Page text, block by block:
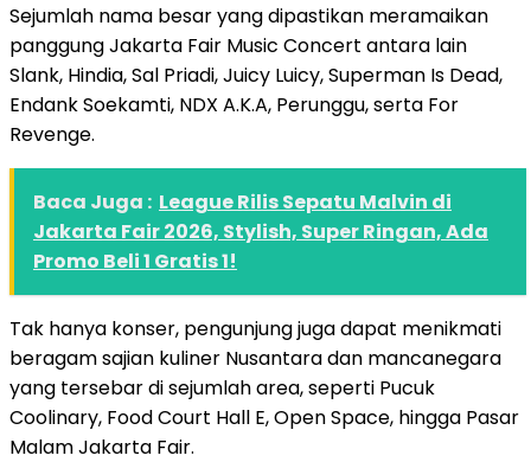
Sejumlah nama besar yang dipastikan meramaikan
panggung Jakarta Fair Music Concert antara lain
Slank, Hindia, Sal Priadi, Juicy Luicy, Superman Is Dead,
Endank Soekamti, NDX A.K.A, Perunggu, serta For
Revenge.
Baca Juga : League Rilis Sepatu Malvin di
Jakarta Fair 2026, Stylish, Super Ringan, Ada
Promo Beli 1 Gratis 1!
Tak hanya konser, pengunjung juga dapat menikmati
beragam sajian kuliner Nusantara dan mancanegara
yang tersebar di sejumlah area, seperti Pucuk
Coolinary, Food Court Hall E, Open Space, hingga Pasar
Malam Jakarta Fair.